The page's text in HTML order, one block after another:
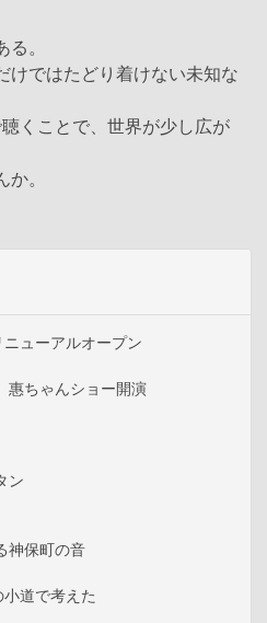
。
けではたどり着けない未知な
くことで、世界が少し広が
。
ューアルオープン
惠ちゃんショー開演
ン
神保町の音
道で考えた